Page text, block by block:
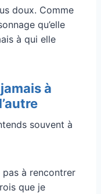
doux. Comme
qu’elle
à qui elle
à
souvent à
pas à rencontrer
que je